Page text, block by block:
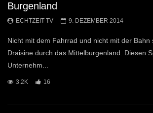
Burgenland
ECHTZEIT-TV 9. DEZEMBER 2014
Nicht mit dem Fahrrad und nicht mit der Bahn
Draisine durch das Mittelburgenland. Diesen
Unternehm...
3.2K 16